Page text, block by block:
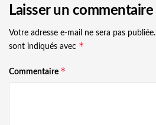
Laisser un commentaire
Votre adresse e-mail ne sera pas publiée.
sont indiqués avec *
Commentaire *